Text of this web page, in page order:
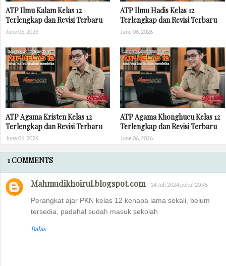
ATP Ilmu Kalam Kelas 12
Terlengkap dan Revisi Terbaru
June 06, 2026
ATP Ilmu Hadis Kelas 12
Terlengkap dan Revisi Terbaru
June 06, 2026
ATP Agama Kristen Kelas 12
Terlengkap dan Revisi Terbaru
June 06, 2026
ATP Agama Khonghucu Kelas 12
Terlengkap dan Revisi Terbaru
June 06, 2026
1 COMMENTS
Mahmudikhoirul.blogspot.com 14 Juli 2024 pukul 20.45
Perangkat ajar PKN kelas 12 kenapa lama sekali, belum
tersedia, padahal sudah masuk sekolah
Balas